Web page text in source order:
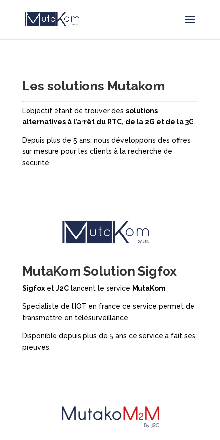
Les solutions Mutakom
L’objectif étant de trouver des solutions
alternatives à l’arrêt du RTC, de la 2G et de la 3G.
Depuis plus de 5 ans, nous développons des offres
sur mesure pour les clients à la recherche de
sécurité.
MutaKom Solution Sigfox
Sigfoxet J2Clancent le service MutaKom
Specialiste de l’IOT en france ce service permet de
transmettre en télésurveillance
Disponible depuis plus de 5 ans ce service a fait ses
preuves